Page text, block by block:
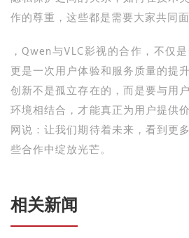
作的尊重，这些都是需要大家共同
，Qwen与VLC影视的合作，不仅
更是一次用户体验和服务质量的提
创新不是孤立存在的，而是要与用
环境相结合，才能真正为用户提供
网说：让我们期待着未来，看到更
些合作中绽放光芒。
相关新闻